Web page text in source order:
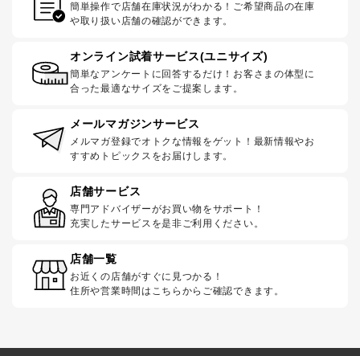
簡単操作で店舗在庫状況がわかる！ご希望商品の在庫
や取り扱い店舗の確認ができます。
オンライン試着サービス(ユニサイズ)
簡単なアンケートに回答するだけ！お客さまの体型に
合った最適なサイズをご提案します。
メールマガジンサービス
メルマガ登録でオトクな情報をゲット！最新情報やお
すすめトピックスをお届けします。
店舗サービス
専門アドバイザーがお買い物をサポート！
充実したサービスを是非ご利用ください。
店舗一覧
お近くの店舗がすぐに見つかる！
住所や営業時間はこちらからご確認できます。